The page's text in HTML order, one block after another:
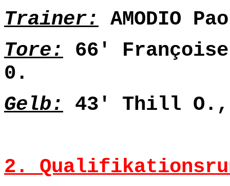
Trainer: AMODIO
Tore: 66'
0.
Gelb: 43' Thill O.,
2.